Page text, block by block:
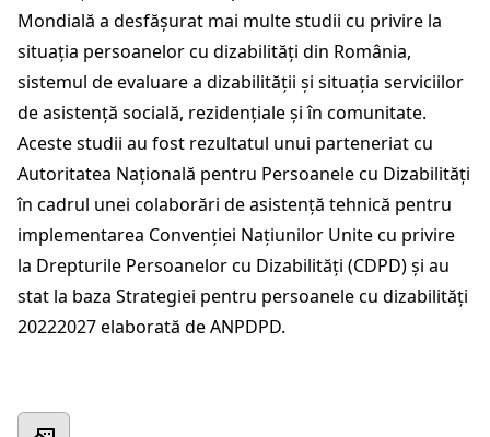
Mondială a desfășurat mai multe studii cu privire la
situația persoanelor cu dizabilități din România,
sistemul de evaluare a dizabilității și situația serviciilor
de asistență socială, rezidențiale și în comunitate.
Aceste studii au fost rezultatul unui parteneriat cu
Autoritatea Națională pentru Persoanele cu Dizabilități
în cadrul unei colaborări de asistență tehnică pentru
implementarea Convenției Națiunilor Unite cu privire
la Drepturile Persoanelor cu Dizabilități (CDPD) și au
stat la baza Strategiei pentru persoanele cu dizabilități
20222027 elaborată de ANPDPD.